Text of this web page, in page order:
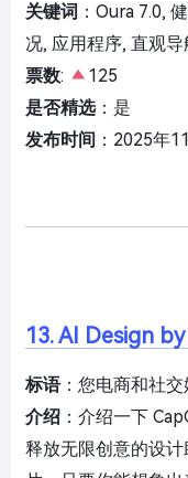
关键词 ：Oura 7.0,
况, 应用程序, 直观
票数:
125
是否精选：是
发布时间 ：2025年
13. AI Design
标语：您电商和社
介绍 ：介绍一下
释放无限创意的设